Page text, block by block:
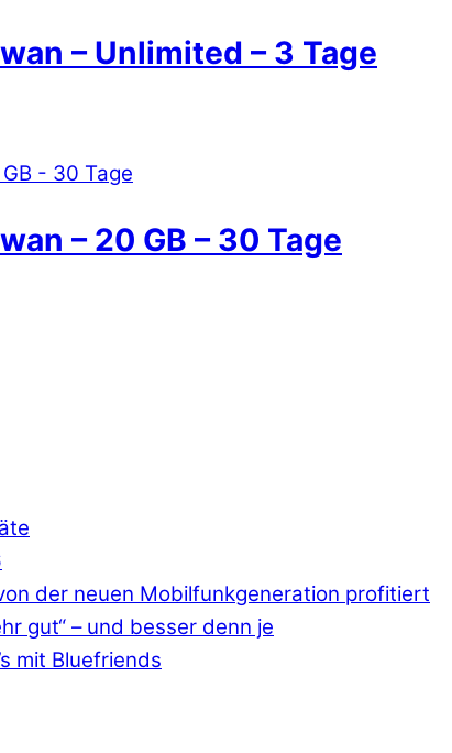
– Unlimited – 3 Tage
– 20 GB – 30 Tage
der neuen Mobilfunkgeneration profitiert
gut“ – und besser denn je
mit Bluefriends